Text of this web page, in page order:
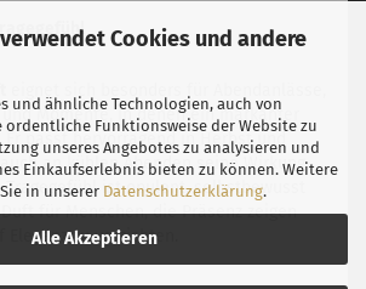
Cookies und andere
und ähnliche Technologien, auch von
Funktionsweise der Website zu
unseres Angebotes zu analysieren und
Einkaufserlebnis bieten zu können. Weitere
in unserer Datenschutzerklärung.
Alle Akzeptieren
Momente, in denen ein markanter
passt hervorragend in Herbst und
an kühlen Abenden seine Wirkung
ist opulent, selbstbewusst
für Menschen, die Präsenz zeigen
Eleganz zu verzichten.